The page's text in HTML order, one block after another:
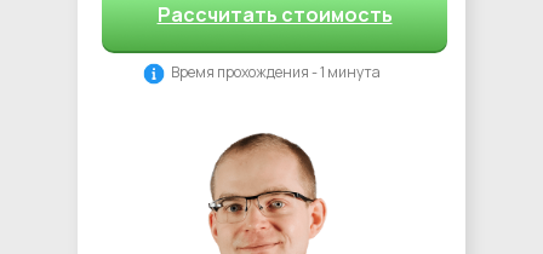
Рассчитать стоимость
Время прохождения - 1 минута